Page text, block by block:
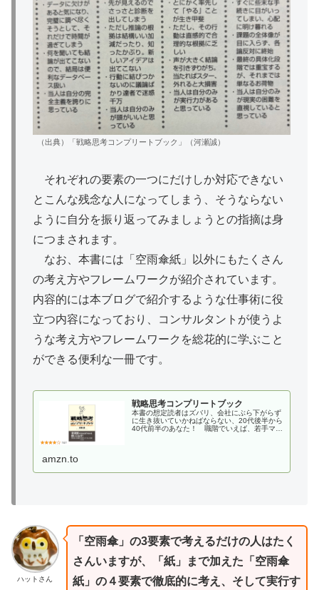
（出典）「戦略思考コンプリートブック」（河瀬誠）
それぞれの要素の一つにだけしか対応できない
とこんな残念な人になってしまう、そうならない
ように自分を振り返ってみましょうとの指摘は身
につまされます。
なお、本書には「空雨傘紙」以外にもたくさん
の考え方やフレームワークが紹介されています。
内容的には本ブログで紹介するような仕事術に役
立つ内容になっており、コンサルタントが使うよ
うな考え方やフレームワークを総花的に学ぶこと
ができる便利な一冊です。
戦略思考コンプリートブック
本書の想定読者はズバリ、会社にぶら下がらず
に生き抜いていかねばならない、20代後半から
40代前半のあなた！ 職階でいえば、若手マネ
amzn.to
ハットさん
「空雨傘」の3要素で考えるだけの人はたく
さんいますが、「紙」まで加えた「空雨傘
紙」の４要素で徹底的に考え、そして実行す